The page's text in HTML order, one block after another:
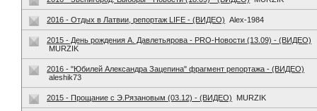
2016 - Отдых в Латвии, репортаж LIFE - (ВИДЕО) Alex-1984
2015 - День рождения А. Давлетьярова - PRO-Новости (13.09) - (ВИДЕО)
MURZIK
2016 - "Юбилей Александра Зацепина" фрагмент репортажа - (ВИДЕО)
aleshik73
2015 - Прощание с Э.Рязановым (03.12) - (ВИДЕО) MURZIK